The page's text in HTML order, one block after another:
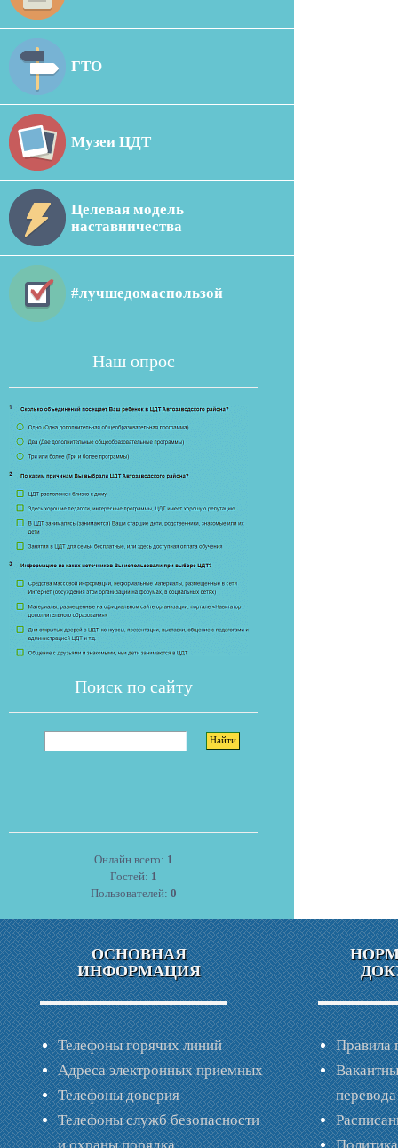
ГТО
Музеи ЦДТ
Целевая модель
наставничества
#лучшедомаспользой
Наш опрос
Поиск по сайту
Онлайн всего: 1
Гостей: 1
Пользователей: 0
ОСНОВНАЯ
ИНФОРМАЦИЯ
Телефоны горячих линий
Адреса электронных приемных
Телефоны доверия
Телефоны служб безопасности
Правила
перевода